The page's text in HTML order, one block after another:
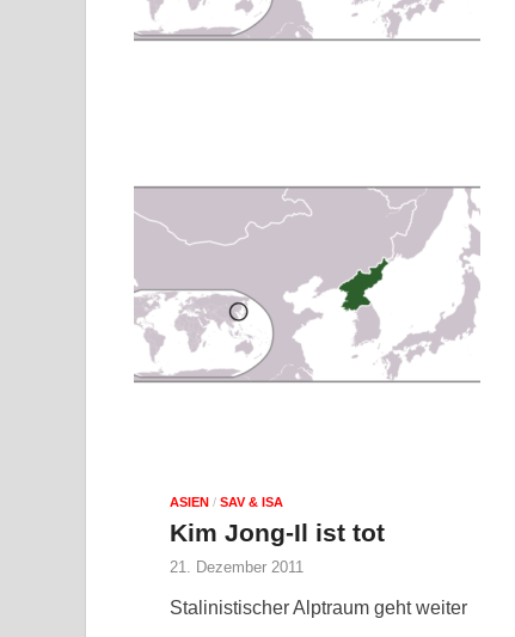
ASIEN / SAV & ISA
Kim Jong-Il ist tot
21. Dezember 2011
Stalinistischer Alptraum geht weiter